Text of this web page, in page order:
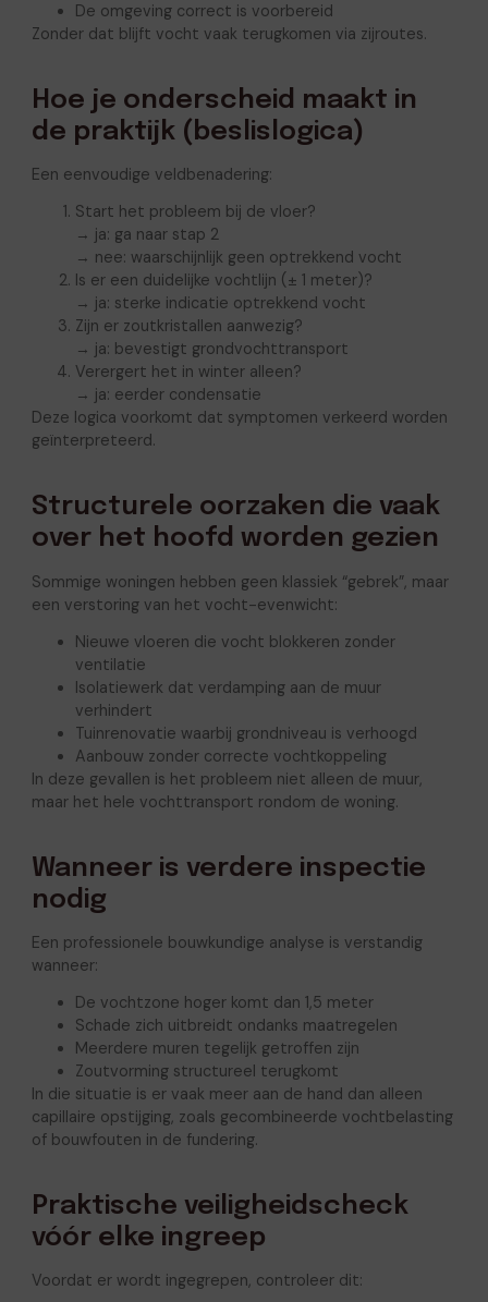
De omgeving correct is voorbereid
Zonder dat blijft vocht vaak terugkomen via zijroutes.
Hoe je onderscheid maakt in
de praktijk (beslislogica)
Een eenvoudige veldbenadering:
Start het probleem bij de vloer?
→ ja: ga naar stap 2
→ nee: waarschijnlijk geen optrekkend vocht
Is er een duidelijke vochtlijn (± 1 meter)?
→ ja: sterke indicatie optrekkend vocht
Zijn er zoutkristallen aanwezig?
→ ja: bevestigt grondvochttransport
Verergert het in winter alleen?
→ ja: eerder condensatie
Deze logica voorkomt dat symptomen verkeerd worden
geïnterpreteerd.
Structurele oorzaken die vaak
over het hoofd worden gezien
Sommige woningen hebben geen klassiek “gebrek”, maar
een verstoring van het vocht-evenwicht:
Nieuwe vloeren die vocht blokkeren zonder
ventilatie
Isolatiewerk dat verdamping aan de muur
verhindert
Tuinrenovatie waarbij grondniveau is verhoogd
Aanbouw zonder correcte vochtkoppeling
In deze gevallen is het probleem niet alleen de muur,
maar het hele vochttransport rondom de woning.
Wanneer is verdere inspectie
nodig
Een professionele bouwkundige analyse is verstandig
wanneer:
De vochtzone hoger komt dan 1,5 meter
Schade zich uitbreidt ondanks maatregelen
Meerdere muren tegelijk getroffen zijn
Zoutvorming structureel terugkomt
In die situatie is er vaak meer aan de hand dan alleen
capillaire opstijging, zoals gecombineerde vochtbelasting
of bouwfouten in de fundering.
Praktische veiligheidscheck
vóór elke ingreep
Voordat er wordt ingegrepen, controleer dit: